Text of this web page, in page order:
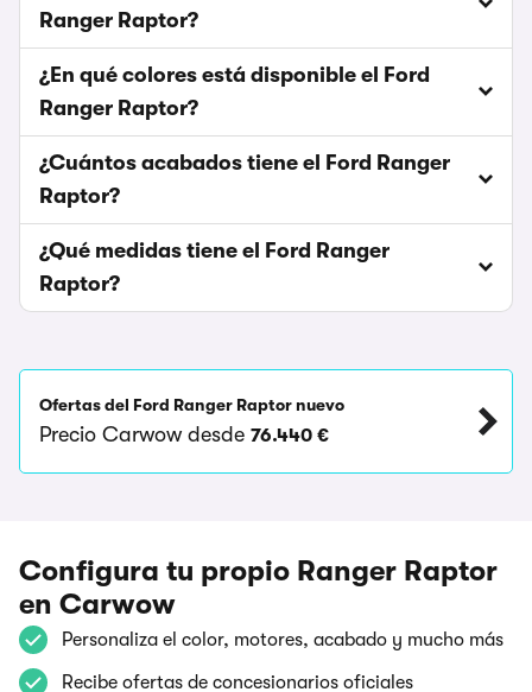
Ranger Raptor?
¿En qué colores está disponible el Ford
Ranger Raptor?
¿Cuántos acabados tiene el Ford Ranger
Raptor?
¿Qué medidas tiene el Ford Ranger
Raptor?
Ofertas del Ford Ranger Raptor nuevo
Precio Carwow desde 76.440 €
Configura tu propio Ranger Raptor
en Carwow
Personaliza el color, motores, acabado y mucho más
Recibe ofertas de concesionarios oficiales